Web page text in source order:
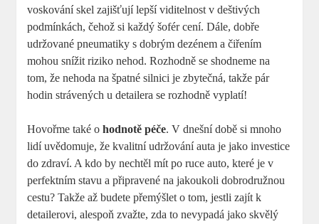
voskování skel⁤ zajišťují lepší viditelnost v​ deštivých
podmínkách, čehož si každý šofér cení. Dále, dobře
udržované pneumatiky s dobrým dezénem a čiřením‌
mohou snížit riziko ⁣nehod. Rozhodně se ⁤shodneme⁢ na
tom, že nehoda na špatné silnici je zbytečná, takže pár⁣
hodin strávených u detailera⁢ se rozhodně vyplatí!
Hovořme⁢ také ​ohodnotě péče. V dnešní‍ době si mnoho⁤
lidí‌ uvědomuje,​ že kvalitní‍ udržování auta je jako investice
do​ zdraví. A kdo by nechtěl mít po ruce auto,⁤ které ⁣je v
perfektním stavu a⁢ připravené na jakoukoli dobrodružnou
cestu? Takže až budete přemýšlet o tom, jestli zajít ⁢k
detailerovi, alespoň ⁣zvažte, zda to nevypadá jako skvělý